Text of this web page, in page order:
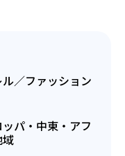
ル／ファッション
パ・中東・アフ
域